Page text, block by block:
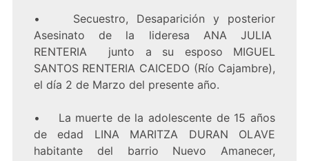
• Secuestro, Desaparición y posterior
Asesinato de la lideresa ANA JULIA
RENTERIA junto a su esposo MIGUEL
SANTOS RENTERIA CAICEDO (Río Cajambre),
el día 2 de Marzo del presente año.
• La muerte de la adolescente de 15 años
de edad LINA MARITZA DURAN OLAVE
habitante del barrio Nuevo Amanecer,